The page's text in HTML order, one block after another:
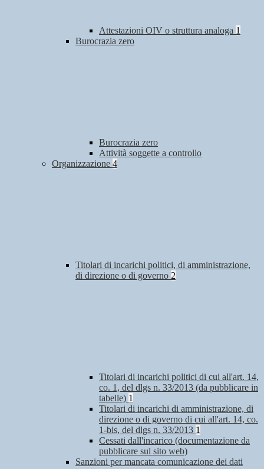
Attestazioni OIV o struttura analoga 1
Burocrazia zero
Burocrazia zero
Attività soggette a controllo
Organizzazione 4
Titolari di incarichi politici, di amministrazione,
di direzione o di governo 2
Titolari di incarichi politici di cui all'art. 14,
co. 1, del dlgs n. 33/2013 (da pubblicare in
tabelle) 1
Titolari di incarichi di amministrazione, di
direzione o di governo di cui all'art. 14, co.
1-bis, del dlgs n. 33/2013 1
Cessati dall'incarico (documentazione da
pubblicare sul sito web)
Sanzioni per mancata comunicazione dei dati